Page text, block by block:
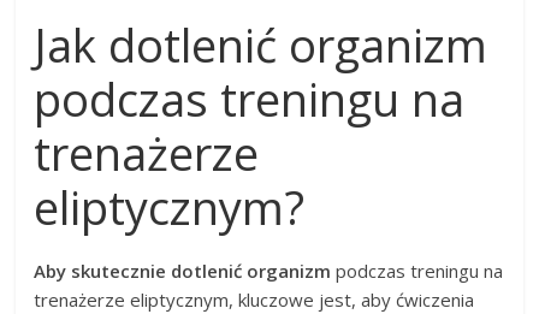
Jak dotlenić organizm
podczas treningu na
trenażerze
eliptycznym?
Aby skutecznie dotlenić organizm podczas treningu na
trenażerze eliptycznym, kluczowe jest, aby ćwiczenia